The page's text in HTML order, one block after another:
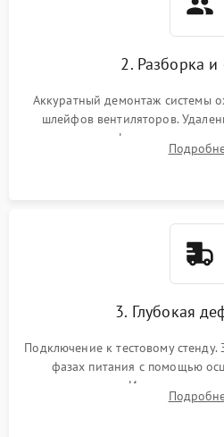
2. Разборка и
Аккуратный демонтаж системы
шлейфов вентиляторов.
кристалла графического чипа
памяти и зоны VRM. Очистка
3. Глубокая
Подключение к тестовому
фазах питания с помощью
инициализации.
MATS